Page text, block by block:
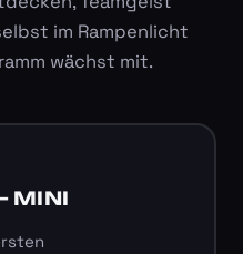
im Rampenlicht
wächst mit.
MINI